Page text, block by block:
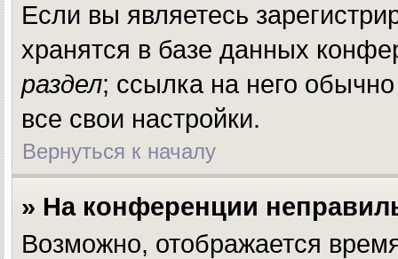
Если вы являетесь
хранятся в базе данных
раздел; ссылка на него
все свои настройки.
Вернуться к началу
» На конференции
Возможно, отображается